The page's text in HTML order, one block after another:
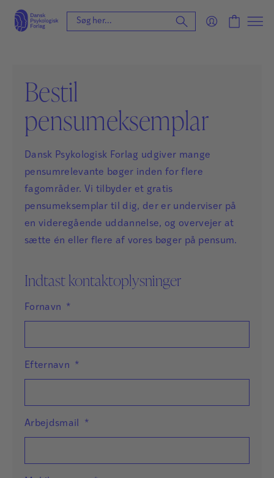
Bestil
pensumeksemplar
Dansk Psykologisk Forlag udgiver mange
pensumrelevante bøger inden for flere
fagområder. Vi tilbyder et gratis
pensumeksemplar til dig, der er underviser på
en videregående uddannelse, og overvejer at
sætte én eller flere af vores bøger på pensum.
Indtast kontaktoplysninger
Fornavn *
Efternavn *
Arbejdsmail *